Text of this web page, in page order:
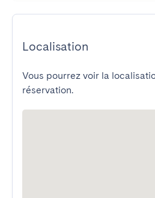
Localisation
Vous pourrez voir la
réservation.